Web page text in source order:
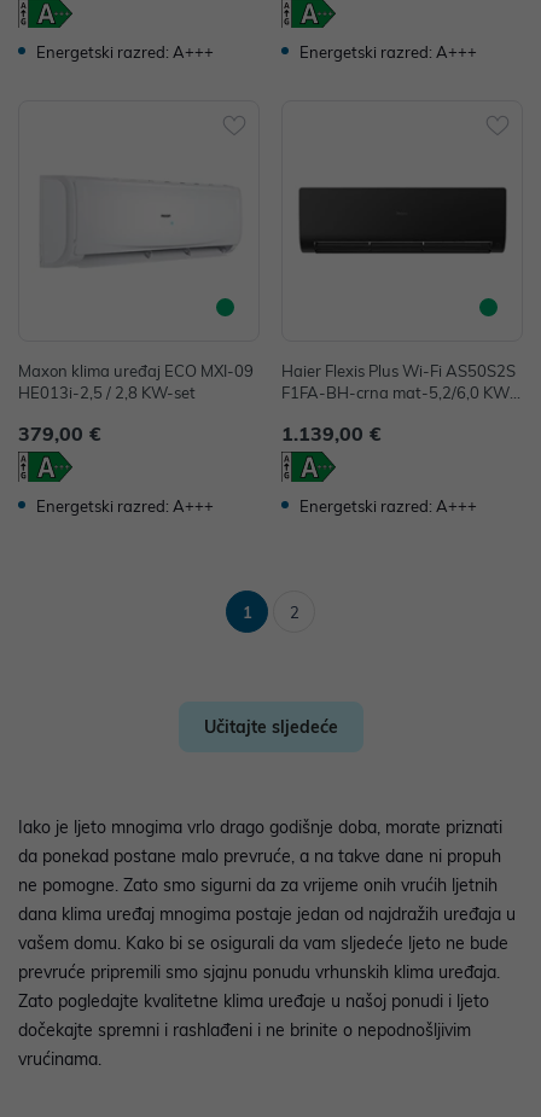
Energetski razred: A+++ Energetski razred: A+++
Maxon klima uređaj ECO MXI-09
HE013i-2,5 / 2,8 KW-set
379,00 €
Energetski razred: A+++
Haier Flexis Plus Wi-Fi AS50S2S
F1FA-BH-crna mat-5,2/6,0 KW-s
1.139,00 €
Energetski razred: A+++
1 2
Učitajte sljedeće
Iako je ljeto mnogima vrlo drago godišnje doba, morate priznati
da ponekad postane malo prevruće, a na takve dane ni propuh
ne pomogne. Zato smo sigurni da za vrijeme onih vrućih ljetnih
dana klima uređaj mnogima postaje jedan od najdražih uređaja u
vašem domu. Kako bi se osigurali da vam sljedeće ljeto ne bude
prevruće pripremili smo sjajnu ponudu vrhunskih klima uređaja.
Zato pogledajte kvalitetne klima uređaje u našoj ponudi i ljeto
dočekajte spremni i rashlađeni i ne brinite o nepodnošljivim
vrućinama.